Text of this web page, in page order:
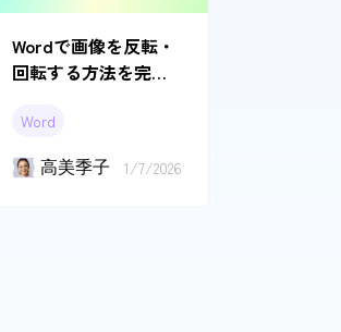
Wordで画像を反転・
回転する方法を完全
ツも紹介
Word
高美季子 1/7/2026